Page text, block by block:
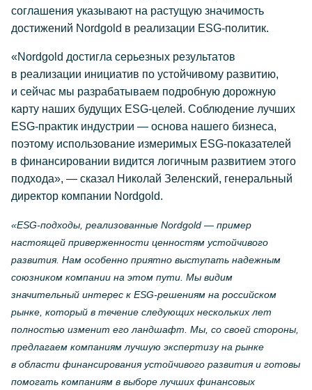
соглашения указывают на растущую значимость
достижений Nordgold в реализации ESG-политик.
«Nordgold достигла серьезных результатов
в реализации инициатив по устойчивому развитию,
и сейчас мы разрабатываем подробную дорожную
карту наших будущих ESG-целей. Соблюдение лучших
ESG-практик индустрии — основа нашего бизнеса,
поэтому использование измеримых ESG-показателей
в финансировании видится логичным развитием этого
подхода», — сказал Николай Зеленский, генеральный
директор компании Nordgold.
«ESG-подходы , реализованные Nordgold — пример
настоящей приверженности ценностям устойчивого
развития. Нам особенно приятно выступать надежным
союзником компании на этом пути. Мы видим
значительный интерес к ESG-решениям на российском
рынке, который в течение следующих нескольких лет
полностью изменит его ландшафт. Мы, со своей стороны,
предлагаем компаниям лучшую экспертизу на рынке
в области финансирования устойчивого развития и готовы
помогать компаниям в выборе лучших финансовых